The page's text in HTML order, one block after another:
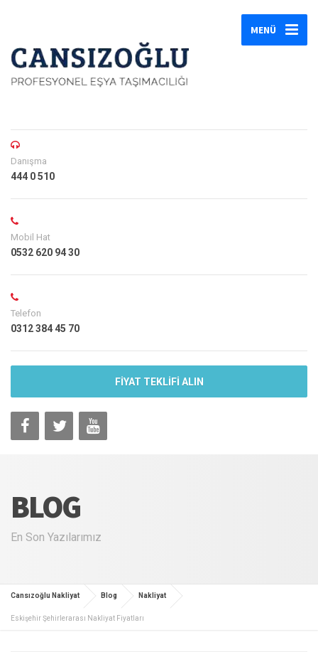
MENÜ
Danışma
444 0 510
Mobil Hat
0532 620 94 30
Telefon
0312 384 45 70
FİYAT TEKLİFİ ALIN
BLOG
En Son Yazılarımız
Cansızoğlu Nakliyat Blog Nakliyat
Eskişehir Şehirlerarası Nakliyat Fiyatları